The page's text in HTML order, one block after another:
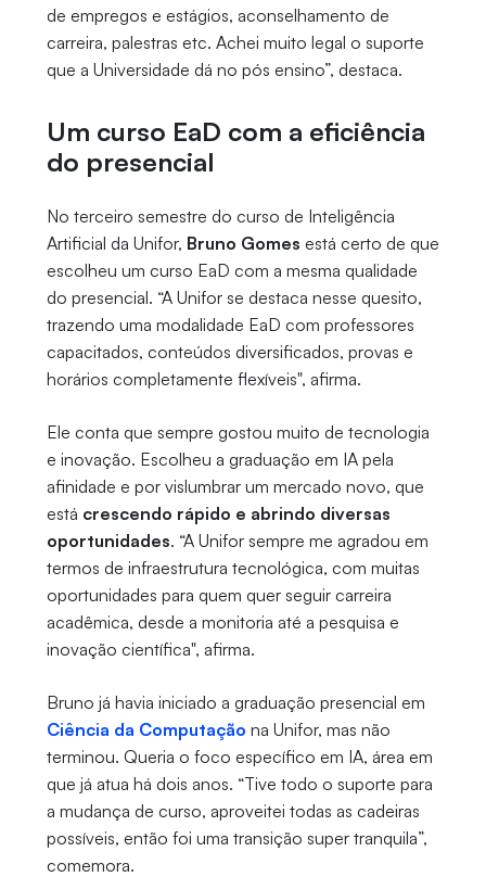
de empregos e estágios, aconselhamento de
carreira, palestras etc. Achei muito legal o suporte
que a Universidade dá no pós ensino”, destaca.
Um curso EaD com a eficiência
do presencial
No terceiro semestre do curso de Inteligência
Artificial da Unifor, Bruno Gomes está certo de que
escolheu um curso EaD com a mesma qualidade
do presencial. “A Unifor se destaca nesse quesito,
trazendo uma modalidade EaD com professores
capacitados, conteúdos diversificados, provas e
horários completamente flexíveis", afirma.
Ele conta que sempre gostou muito de tecnologia
e inovação. Escolheu a graduação em IA pela
afinidade e por vislumbrar um mercado novo, que
está crescendo rápido e abrindo diversas
oportunidades. “A Unifor sempre me agradou em
termos de infraestrutura tecnológica, com muitas
oportunidades para quem quer seguir carreira
acadêmica, desde a monitoria até a pesquisa e
inovação científica", afirma.
Bruno já havia iniciado a graduação presencial em
Ciência da Computação na Unifor, mas não
terminou. Queria o foco específico em IA, área em
que já atua há dois anos. “Tive todo o suporte para
a mudança de curso, aproveitei todas as cadeiras
possíveis, então foi uma transição super tranquila”,
comemora.